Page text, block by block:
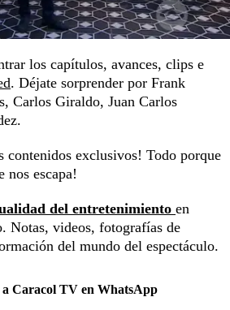
los capítulos, avances, clips e
. Déjate sorprender por Frank
Carlos Giraldo, Juan Carlos
contenidos exclusivos! Todo porque
nos escapa!
del entretenimiento en
Notas, videos, fotografías de
del mundo del espectáculo.
a Caracol TV en WhatsApp